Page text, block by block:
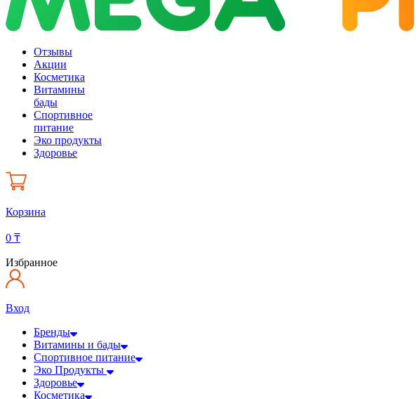
Отзывы
Акции
Косметика
Витамины
бады
Спортивное
питание
Эко продукты
Здоровье
Корзина
0 ₸
Избранное
Вход
Бренды
Витамины и бады
Спортивное питание
Эко Продукты
Здоровье
Косметика